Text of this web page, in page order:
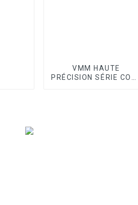
VMM HAUTE
PRÉCISION SÉRIE CORE